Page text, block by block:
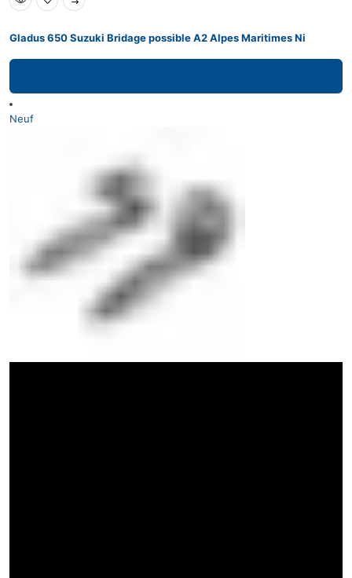
Gladus 650 Suzuki Bridage possible A2 Alpes Maritimes Ni
Neuf